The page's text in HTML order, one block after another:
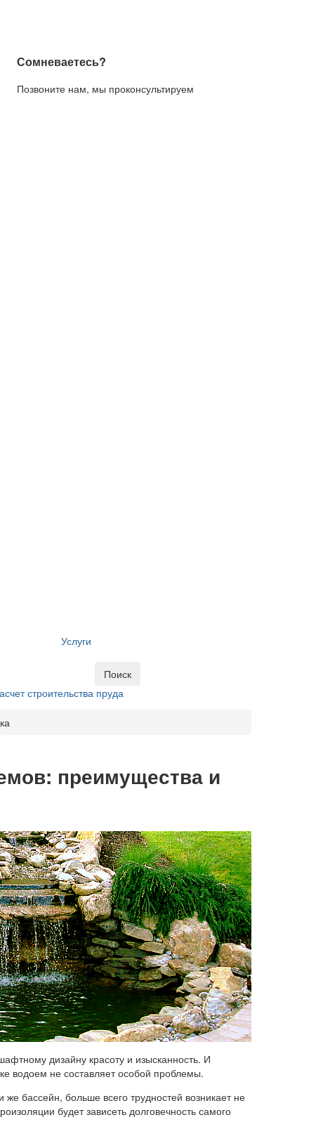
Сомневаетесь?
Позвоните нам, мы проконсультируем
Услуги
Поиск
строительства пруда
преимущества и
дизайну красоту и изысканность. И
водоем не составляет особой проблемы.
же бассейн, больше всего трудностей возникает не
будет зависеть долговечность самого